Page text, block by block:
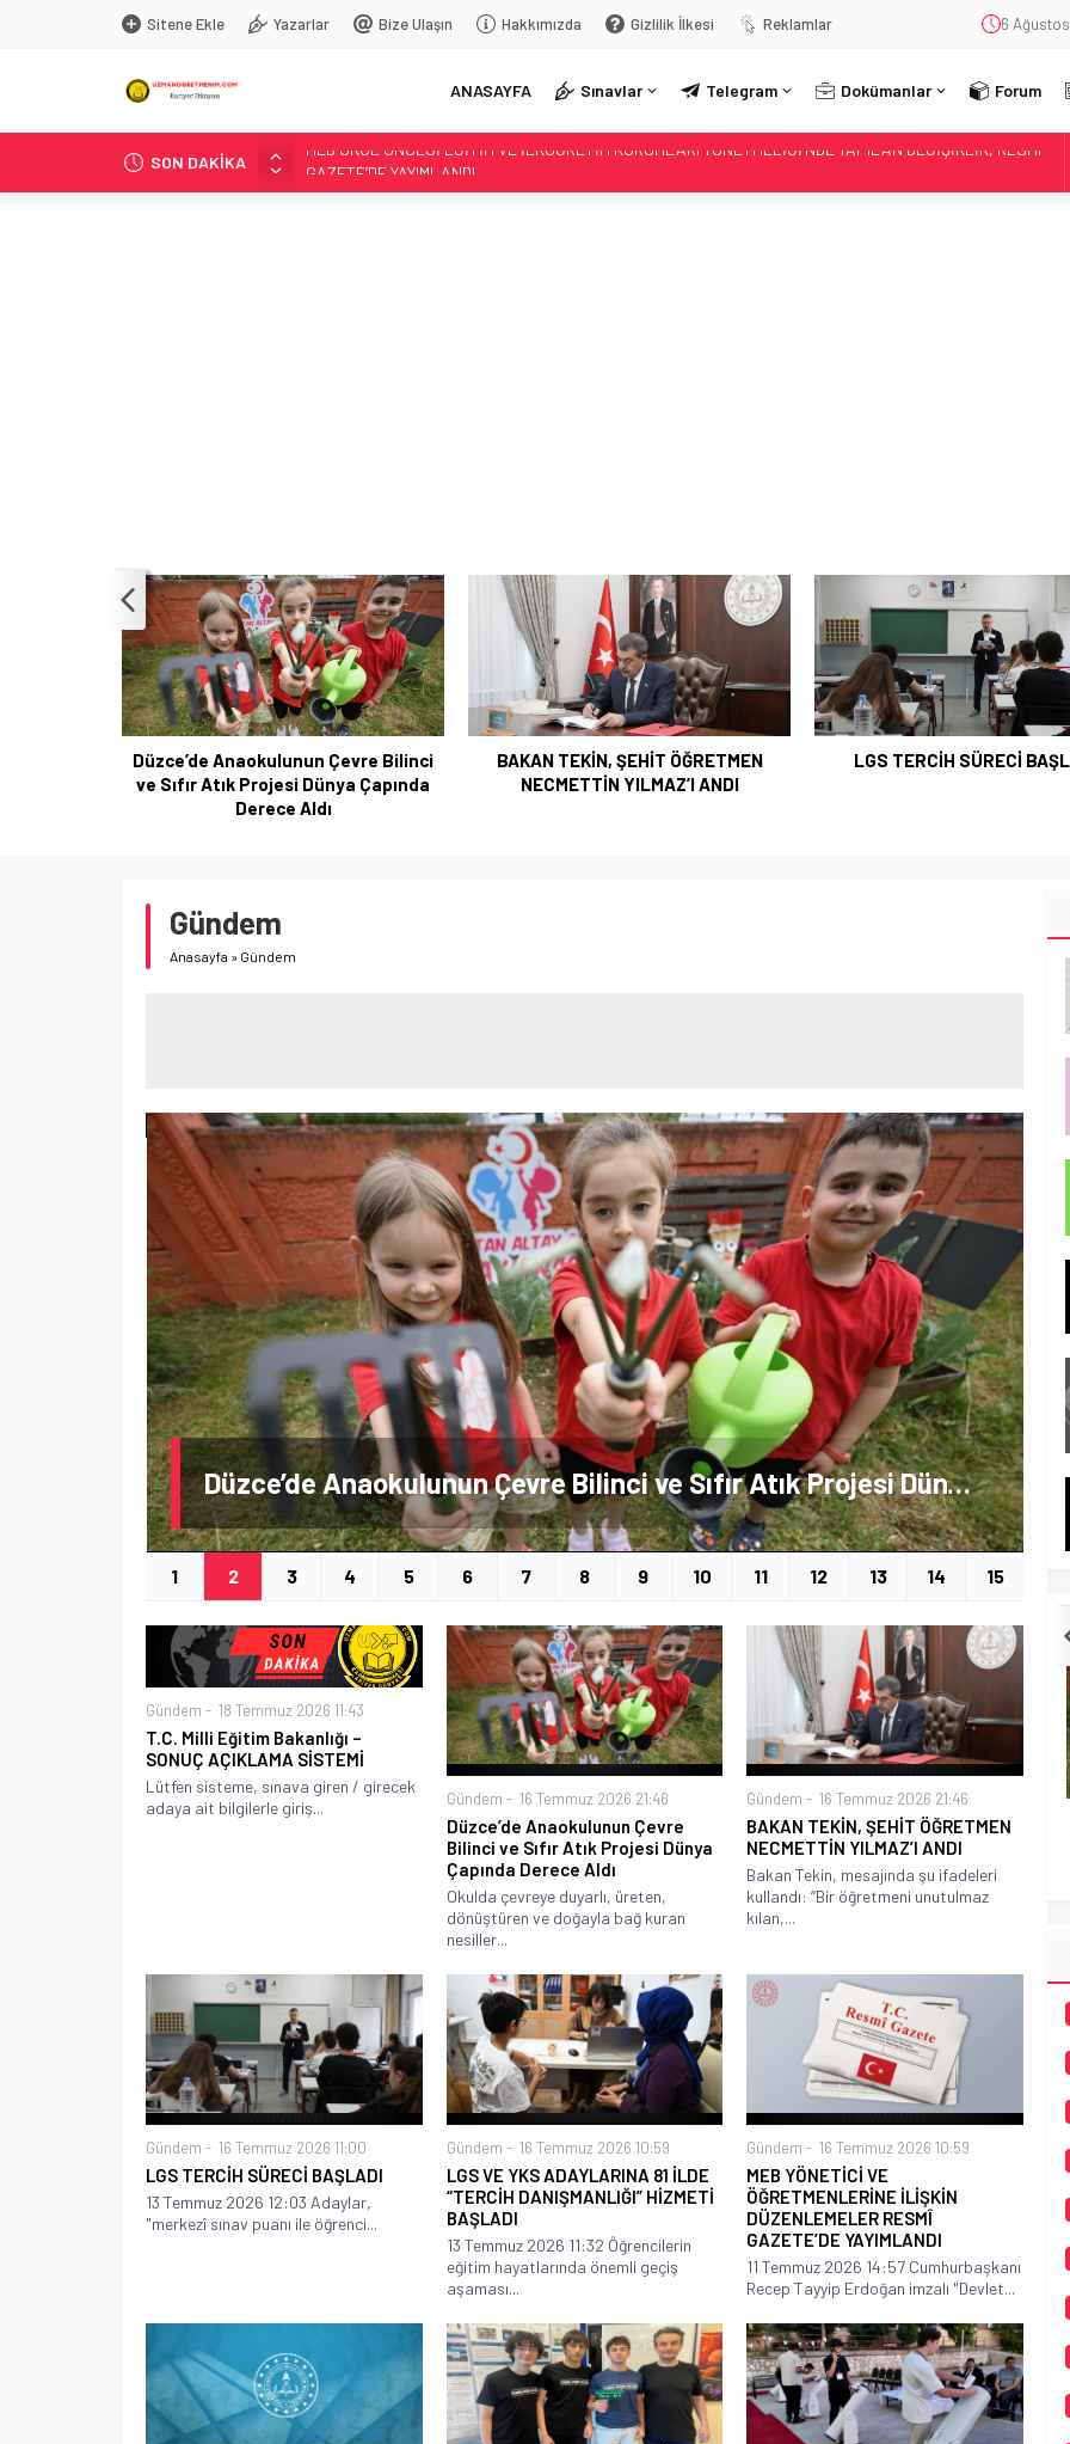
Sitene Ekle Yazarlar Bize Ulaşın Hakkımızda Gizlilik İlkesi Reklamlar 6
ANASAYFA Sınavlar Telegram Dokümanlar Forum
SON DAKİKA
BAKAN TEKİN, TÜRKİYE’NİN EĞİTİMDEKİ YENİ UYGULAMALARININ ULUSLARARASI ALANDAKİ
Düzce’de Anaokulunun Çevre Bilinci
ve Sıfır Atık Projesi Dünya Çapında
Derece Aldı
BAKAN TEKİN, ŞEHİT ÖĞRETMEN
NECMETTİN YILMAZ’I ANDI
LGS TERCİH SÜRECİ
Gündem
Anasayfa » Gündem
Düzce’de Anaokulunun Çevre Bilinci ve Sıfır Atık Projesi Dünya Çapında Derece Aldı
1 2 3 4 5 6 7 8 9 10 11 12 13 14 15
Gündem 18 Temmuz 2026 11:43
T.C. Milli Eğitim Bakanlığı –
SONUÇ AÇIKLAMA SİSTEMİ
Lütfen sisteme, sınava giren / girecek
adaya ait bilgilerle giriş...
Gündem 16 Temmuz 2026 21:46
Düzce’de Anaokulunun Çevre
Bilinci ve Sıfır Atık Projesi Dünya
Çapında Derece Aldı
Okulda çevreye duyarlı, üreten,
dönüştüren ve doğayla bağ kuran
nesiller...
Gündem 16 Temmuz 2026 21:46
BAKAN TEKİN, ŞEHİT ÖĞRETMEN
NECMETTİN YILMAZ’I ANDI
Bakan Tekin, mesajında şu ifadeleri
kullandı: “Bir öğretmeni unutulmaz
kılan,...
Gündem 16 Temmuz 2026 11:00
LGS TERCİH SÜRECİ BAŞLADI
13 Temmuz 2026 12:03 Adaylar,
"merkezî sınav puanı ile öğrenci...
Gündem 16 Temmuz 2026 10:59
LGS VE YKS ADAYLARINA 81 İLDE
“TERCİH DANIŞMANLIĞI” HİZMETİ
BAŞLADI
13 Temmuz 2026 11:32 Öğrencilerin
eğitim hayatlarında önemli geçiş
aşaması...
Gündem 16 Temmuz 2026 10:59
MEB YÖNETİCİ VE
ÖĞRETMENLERİNE İLİŞKİN
DÜZENLEMELER RESMÎ
GAZETE’DE YAYIMLANDI
11 Temmuz 2026 14:57 Cumhurbaşkanı
Recep Tayyip Erdoğan imzalı "Devlet...
T.C. Milli Eğitim Bakanlığı – SONUÇ AÇIKLAMA
SİSTEMİ